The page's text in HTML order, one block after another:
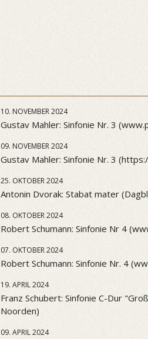
10. NOVEMBER 2024
Gustav Mahler: Sinfonie Nr. 3
09. NOVEMBER 2024
Gustav Mahler: Sinfonie Nr. 3
25. OKTOBER 2024
Antonin Dvorak: Stabat mater
08. OKTOBER 2024
Robert Schumann: Sinfonie Nr 4
07. OKTOBER 2024
Robert Schumann: Sinfonie Nr. 4
19. APRIL 2024
Franz Schubert: Sinfonie C-Dur
Noorden)
09. APRIL 2024